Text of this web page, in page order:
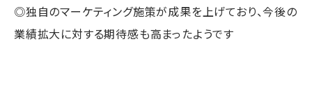
◎独自のマーケティング施策が成果を上げており、今後の
業績拡大に対する期待感も高まったようです